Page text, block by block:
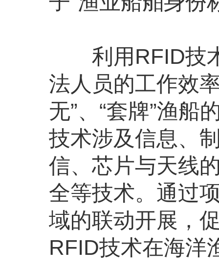
利用RFID技术
法人员的工作效
无”、“套牌”渔船
技术涉及信息、
信、芯片与天线
全等技术。通过
域的联动开展，
RFID技术在海洋